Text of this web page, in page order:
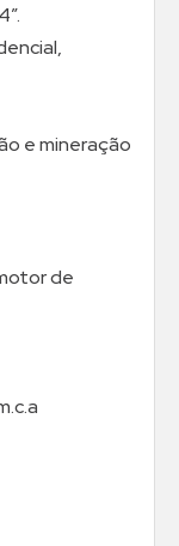
e mineração
de